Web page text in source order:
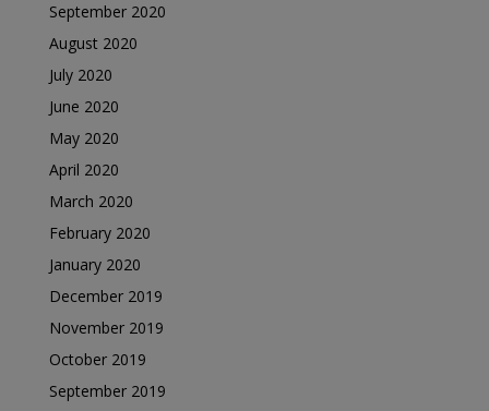
September 2020
August 2020
July 2020
June 2020
May 2020
April 2020
March 2020
February 2020
January 2020
December 2019
November 2019
October 2019
September 2019